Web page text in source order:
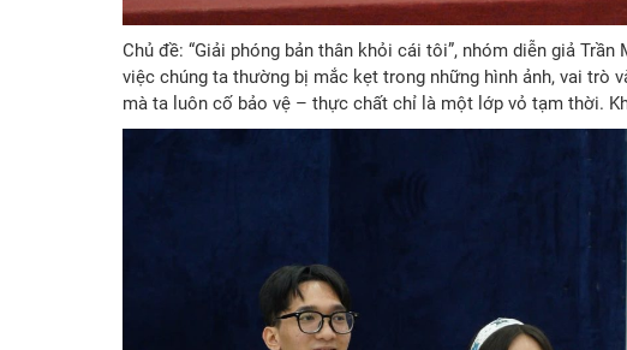
Chủ đề: “Giải phóng bản thân khỏi cái tôi”, nhóm diễn giả
việc chúng ta thường bị mắc kẹt trong những hình ảnh, vai trò
mà ta luôn cố bảo vệ – thực chất chỉ là một lớp vỏ tạm thời.